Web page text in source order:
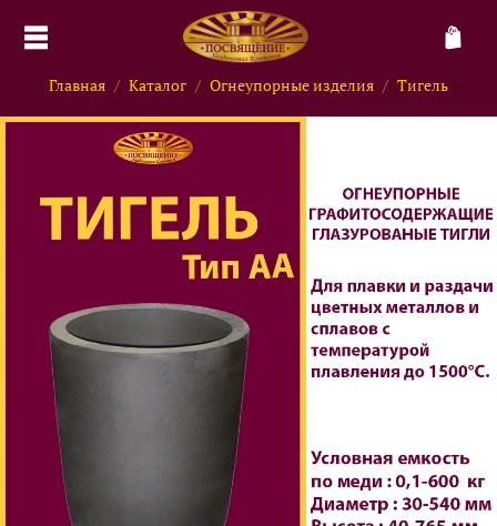
Главная Каталог Огнеупорные изделия Тигель